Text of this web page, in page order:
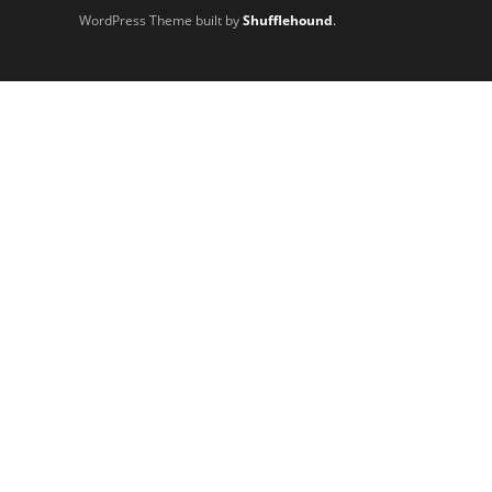
WordPress Theme built byShufflehound.